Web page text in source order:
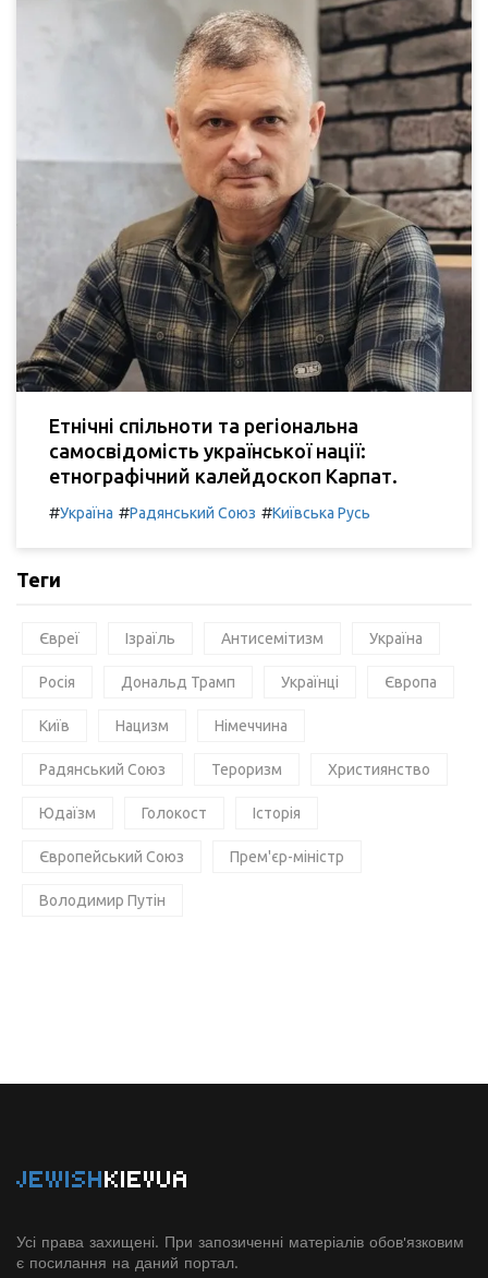
Етнічні спільноти та регіональна
самосвідомість української нації:
етнографічний калейдоскоп Карпат.
#Україна #Радянський Союз #Київська Русь
Теги
Євреї Ізраїль Антисемітизм Україна
Росія Дональд Трамп Українці Європа
Київ Нацизм Німеччина
Радянський Союз Тероризм Християнство
Юдаїзм Голокост Історія
Європейський Союз Прем'єр-міністр
Володимир Путін
JEWISHKIEVUA
Усі права захищені. При запозиченні матеріалів обов'язковим
є посилання на даний портал.